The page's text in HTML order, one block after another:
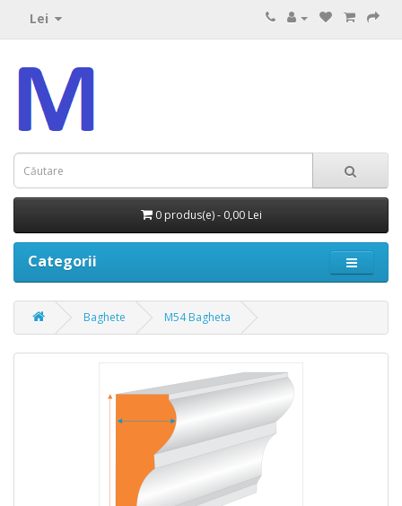
Lei
0 produs(e) - 0,00 Lei
Categorii
Baghete M54 Bagheta